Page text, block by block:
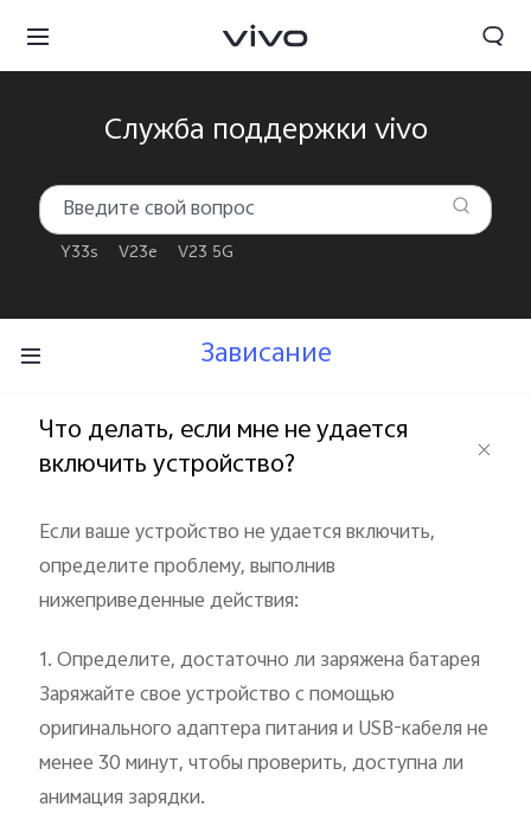
Uzbekistan | Выберите страну/регион
Служба поддержки vivo
Y33s V23e V23 5G
Зависание
Что делать, если мне не удается
включить устройство?
Если ваше устройство не удается включить,
определите проблему, выполнив
нижеприведенные действия:
1. Определите, достаточно ли заряжена батарея
Заряжайте свое устройство с помощью
оригинального адаптера питания и USB-кабеля не
менее 30 минут, чтобы проверить, доступна ли
анимация зарядки.